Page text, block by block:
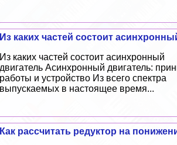
Из каких частей состоит
Из каких частей состоит асинхронный
двигатель Асинхронный двигатель:
работы и устройство Из всего спектра
выпускаемых в настоящее время...
Как рассчитать редуктор на